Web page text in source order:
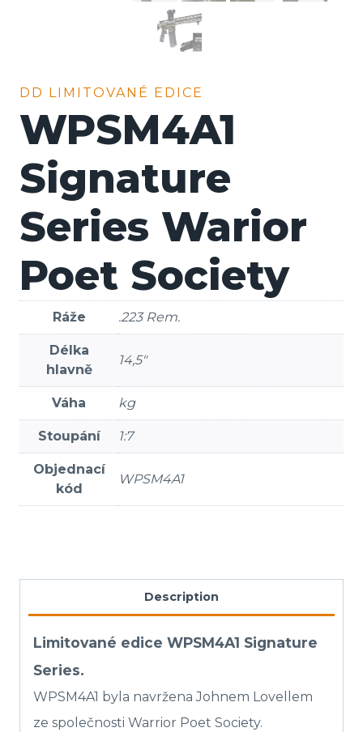
DD LIMITOVANÉ EDICE
WPSM4A1
Signature
Series Warior
Poet Society
Ráže .223 Rem.
Délka
hlavně
14,5″
Váha kg
Stoupání 1:7
Objednací
kód
WPSM4A1
Description
Limitované edice WPSM4A1 Signature
Series.
WPSM4A1 byla navržena Johnem Lovellem
ze společnosti Warrior Poet Society.